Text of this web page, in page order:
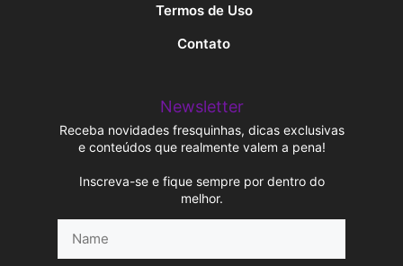
Termos de Uso
Contato
Newsletter
Receba novidades fresquinhas, dicas exclusivas
e conteúdos que realmente valem a pena!
Inscreva-se e fique sempre por dentro do
melhor.